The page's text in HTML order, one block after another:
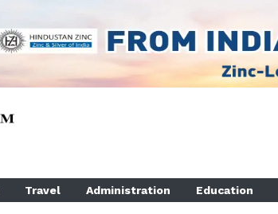
Travel Administration Education